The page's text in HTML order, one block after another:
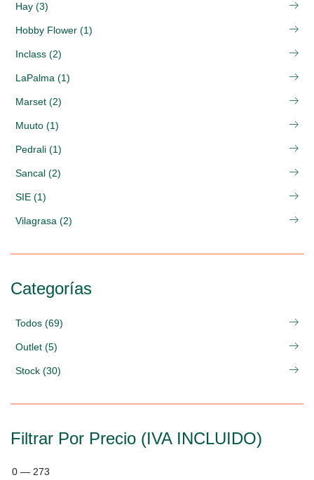
Hay (3)
Hobby Flower (1)
Inclass (2)
LaPalma (1)
Marset (2)
Muuto (1)
Pedrali (1)
Sancal (2)
SIE (1)
Vilagrasa (2)
Categorías
Todos (69)
Outlet (5)
Stock (30)
Filtrar Por Precio (IVA INCLUIDO)
0 — 273